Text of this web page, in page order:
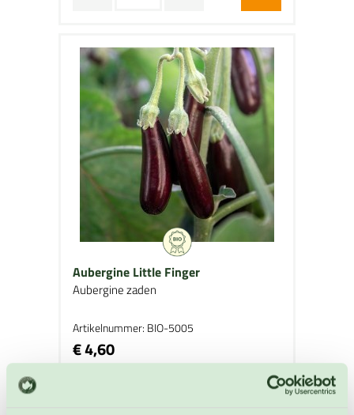
Aubergine Little Finger
Aubergine zaden
Artikelnummer: BIO-5005
€ 4,60